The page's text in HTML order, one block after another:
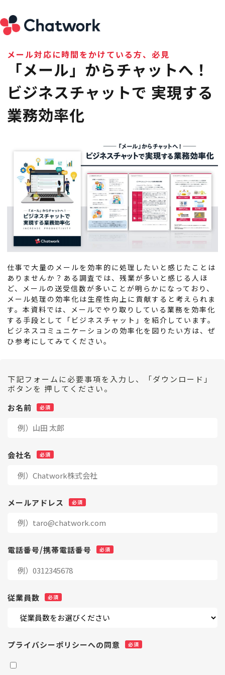
メール対応に時間をかけている方、必見
「メール」からチャットへ！
ビジネスチャットで 実現する
業務効率化
仕事で大量のメールを効率的に処理したいと感じたことは
ありませんか？ある調査では、残業が多いと感じる人ほ
ど、メールの送受信数が多いことが明らかになっており、
メール処理の効率化は生産性向上に貢献すると考えられま
す。本資料では、メールでやり取りしている業務を効率化
する手段として「ビジネスチャット」を紹介しています。
ビジネスコミュニケーションの効率化を図りたい方は、ぜ
ひ参考にしてみてください。
下記フォームに必要事項を入力し、「ダウンロード」
ボタンを 押してください。
お名前
会社名
メールアドレス
電話番号/携帯電話番号
従業員数
プライバシーポリシーへの同意